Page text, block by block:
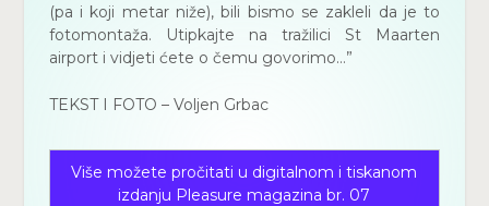
(pa i koji metar niže), bili bismo se zakleli da je to
fotomontaža. Utipkajte na tražilici St Maarten
airport i vidjeti ćete o čemu govorimo…”
TEKST I FOTO – Voljen Grbac
Više možete pročitati u digitalnom i tiskanom
izdanju Pleasure magazina br. 07